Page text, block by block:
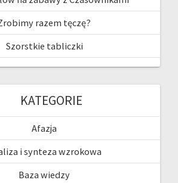
razem tęczę?
Szorstkie tabliczki
KATEGORIE
Afazja
i synteza wzrokowa
Baza wiedzy